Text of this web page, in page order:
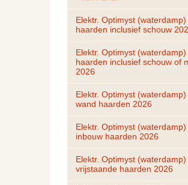
Elektr. Optimyst (waterdamp)
haarden inclusief schouw
Elektr. Optimyst (waterdamp)
haarden inclusief schouw of
2026
Elektr. Optimyst
wand haarden 2026
Elektr. Optimyst (waterdamp)
inbouw haarden 2026
Elektr. Optimyst (waterdamp)
vrijstaande haarden 2026